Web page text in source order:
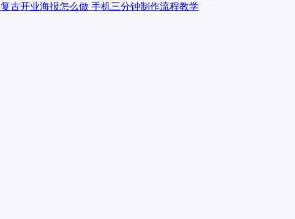
复古开业海报怎么做 手机三分钟制作流程教学